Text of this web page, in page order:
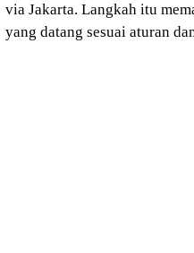
via Jakarta. Langkah itu
yang datang sesuai aturan